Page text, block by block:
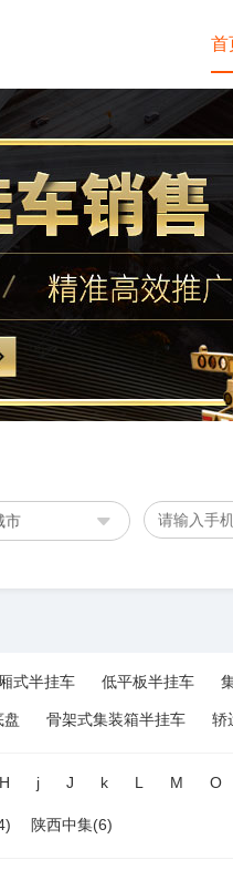
首
市
厢式半挂车 低平板半挂车
盘 骨架式集装箱半挂车 轿
H j J k L M O
陕西中集(6)